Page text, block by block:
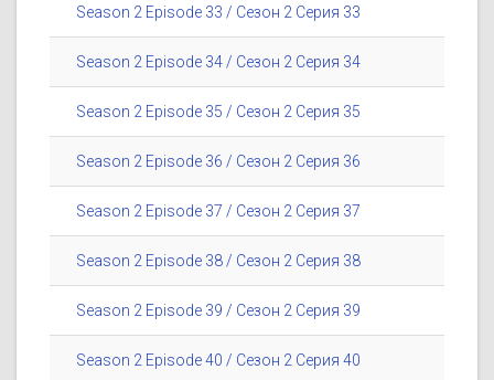
Season 2 Episode 33 / Сезон 2 Серия 33
Season 2 Episode 34 / Сезон 2 Серия 34
Season 2 Episode 35 / Сезон 2 Серия 35
Season 2 Episode 36 / Сезон 2 Серия 36
Season 2 Episode 37 / Сезон 2 Серия 37
Season 2 Episode 38 / Сезон 2 Серия 38
Season 2 Episode 39 / Сезон 2 Серия 39
Season 2 Episode 40 / Сезон 2 Серия 40